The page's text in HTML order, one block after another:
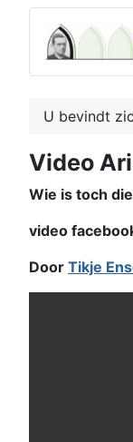
U bevindt
Video
Wie is toch
video
Door Tikje